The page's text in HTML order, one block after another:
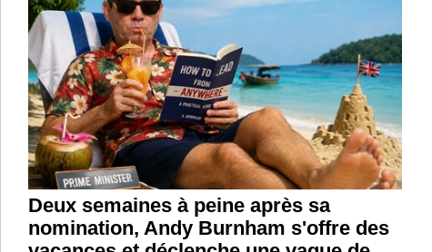
Deux semaines à peine après sa
nomination, Andy Burnham s'offre des